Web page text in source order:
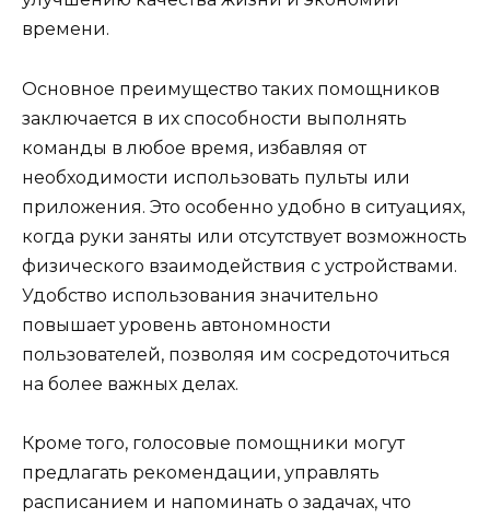
времени.
Основное преимущество таких помощников
заключается в их способности выполнять
команды в любое время, избавляя от
необходимости использовать пульты или
приложения. Это особенно удобно в ситуациях,
когда руки заняты или отсутствует возможность
физического взаимодействия с устройствами.
Удобство использования значительно
повышает уровень автономности
пользователей, позволяя им сосредоточиться
на более важных делах.
Кроме того, голосовые помощники могут
предлагать рекомендации, управлять
расписанием и напоминать о задачах, что